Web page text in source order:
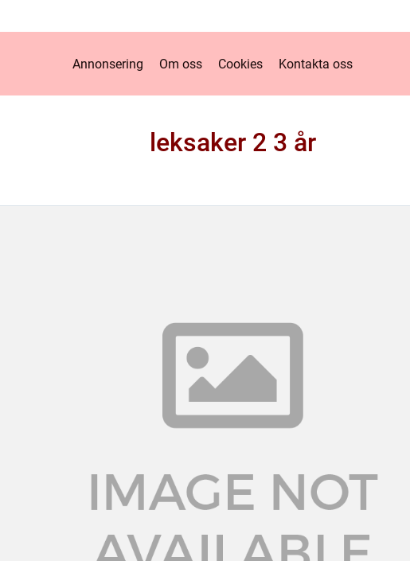
Annonsering Om oss Cookies Kontakta oss
leksaker 2 3 år